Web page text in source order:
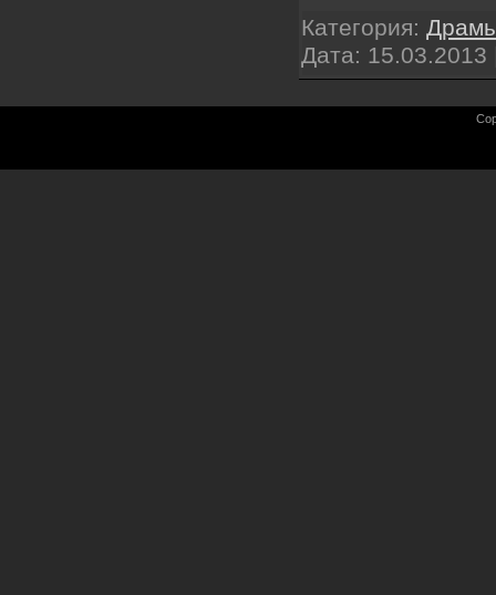
Категория:
Дата: 15.03.2013